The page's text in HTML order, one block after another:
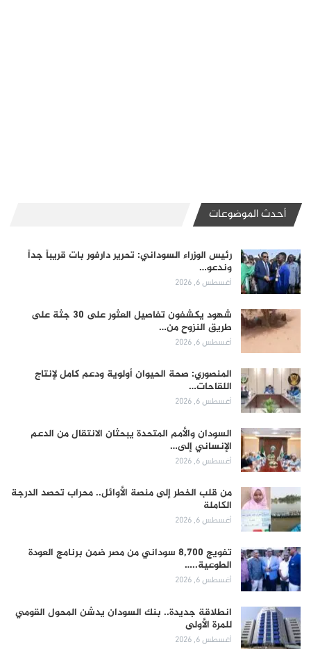
أحدث الموضوعات
رئيس الوزراء السوداني: تحرير دارفور بات قريباً جداً
وندعو…
أغسطس 6, 2026
شهود يكشفون تفاصيل العثور على 30 جثة على
طريق النزوح من…
أغسطس 6, 2026
المنصوري: صحة الحيوان أولوية ودعم كامل لإنتاج
اللقاحات…
أغسطس 6, 2026
السودان والأمم المتحدة يبحثان الانتقال من الدعم
الإنساني إلى…
أغسطس 6, 2026
من قلب الخطر إلى منصة الأوائل.. محراب تحصد الدرجة
الكاملة
أغسطس 6, 2026
تفويج 8,700 سوداني من مصر ضمن برنامج العودة
الطوعية..…
أغسطس 6, 2026
انطلاقة جديدة.. بنك السودان يدشن المحول القومي
للمرة الأولى
أغسطس 6, 2026